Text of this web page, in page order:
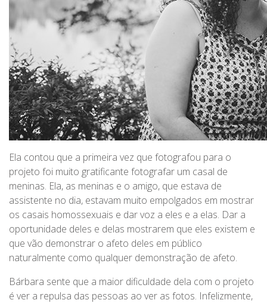
Ela contou que a primeira vez que fotografou para o
projeto foi muito gratificante fotografar um casal de
meninas. Ela, as meninas e o amigo, que estava de
assistente no dia, estavam muito empolgados em mostrar
os casais homossexuais e dar voz a eles e a elas. Dar a
oportunidade deles e delas mostrarem que eles existem e
que vão demonstrar o afeto deles em público
naturalmente como qualquer demonstração de afeto.
Bárbara sente que a maior dificuldade dela com o projeto
é ver a repulsa das pessoas ao ver as fotos. Infelizmente,